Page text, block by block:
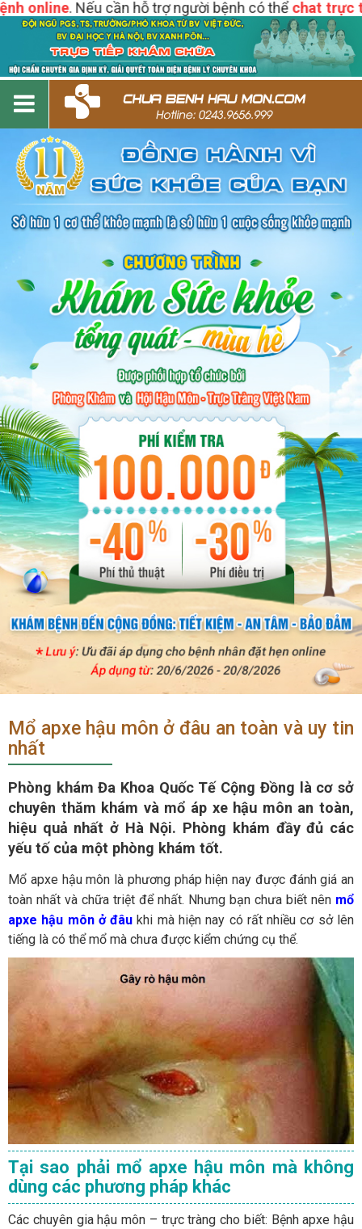
. Nếu cần hỗ trợ người bệnh có thểchat trực tiếp
Mổ apxe hậu môn ở đâu an toàn và uy tin
nhất
Phòng khám Đa Khoa Quốc Tế Cộng Đồng là cơ sở
chuyên thăm khám và mổ áp xe hậu môn an toàn,
hiệu quả nhất ở Hà Nội. Phòng khám đầy đủ các
yếu tố của một phòng khám tốt.
Mổ apxe hậu môn là phương pháp hiện nay được đánh giá an
toàn nhất và chữa triệt để nhất. Nhưng bạn chưa biết nên mổ
apxe hậu môn ở đâu khi mà hiện nay có rất nhiều cơ sở lên
tiếng là có thể mổ mà chưa được kiểm chứng cụ thể.
Tại sao phải mổ apxe hậu môn mà không
dùng các phương pháp khác
Các chuyên gia hậu môn – trực tràng cho biết: Bệnh apxe hậu